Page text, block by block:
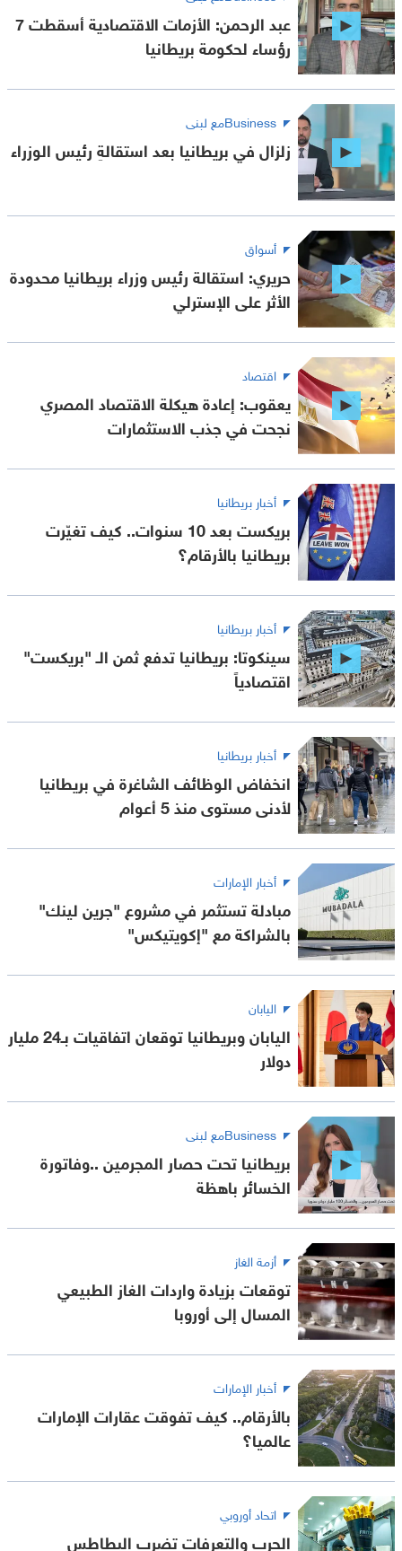
عبد الرحمن: الأزمات الاقتصادية أسقطت 7
رؤساء لحكومة بريطانيا
Businessمع لبنى
زلزال في بريطانيا بعد استقالةِ رئيس الوزراء
أسواق
حريري: استقالة رئيس وزراء بريطانيا محدودة
الأثر على الإسترلي
اقتصاد
يعقوب: إعادة هيكلة الاقتصاد المصري
نجحت في جذب الاستثمارات
أخبار بريطانيا
بريكست بعد 10 سنوات.. كيف تغيّرت
بريطانيا بالأرقام؟
أخبار بريطانيا
سينكوتا: بريطانيا تدفع ثمن الـ "بريكست"
اقتصادياً
أخبار بريطانيا
انخفاض الوظائف الشاغرة في بريطانيا
لأدنى مستوى منذ 5 أعوام
أخبار الإمارات
مبادلة تستثمر في مشروع "جرين لينك"
بالشراكة مع "إكويتيكس"
اليابان
اليابان وبريطانيا توقعان اتفاقيات بـ24 مليار
دولار
Businessمع لبنى
بريطانيا تحت حصار المجرمين ..وفاتورة
الخسائر باهظة
أزمة الغاز
توقعات بزيادة واردات الغاز الطبيعي
المسال إلى أوروبا
أخبار الإمارات
بالأرقام.. كيف تفوقت عقارات الإمارات
عالميا؟
اتحاد أوروبي
الحرب والتعرفات تضرب البطاطس